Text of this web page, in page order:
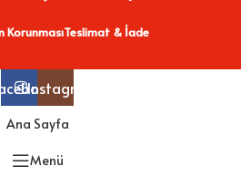
KorunmasıTeslimat & İade
FacebookInstagram
Ana Sayfa
Menü